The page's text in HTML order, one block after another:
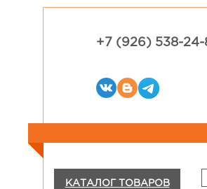
+7 (926) 538-24-
КАТАЛОГ ТОВАРОВ